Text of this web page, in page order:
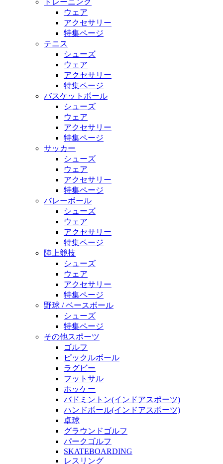
トレーニング
ウェア
アクセサリー
特集ページ
テニス
シューズ
ウェア
アクセサリー
特集ページ
バスケットボール
シューズ
ウェア
アクセサリー
特集ページ
サッカー
シューズ
ウェア
アクセサリー
特集ページ
バレーボール
シューズ
ウェア
アクセサリー
特集ページ
陸上競技
シューズ
ウェア
アクセサリー
特集ページ
野球 / ベースボール
シューズ
特集ページ
その他スポーツ
ゴルフ
ピックルボール
ラグビー
フットサル
ホッケー
バドミントン(インドアスポーツ)
ハンドボール(インドアスポーツ)
卓球
グラウンドゴルフ
パークゴルフ
SKATEBOARDING
レスリング